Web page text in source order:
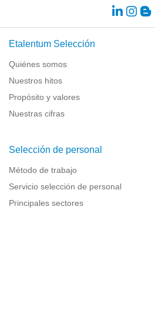
Etalentum Selección
Quiénes somos
Nuestros hitos
Propósito y valores
Nuestras cifras
Selección de personal
Método de trabajo
Servicio selección de personal
Principales sectores